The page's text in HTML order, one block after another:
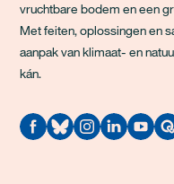
vruchtbare bodem en een
Met feiten, oplossingen en
aanpak van klimaat- en
kán.